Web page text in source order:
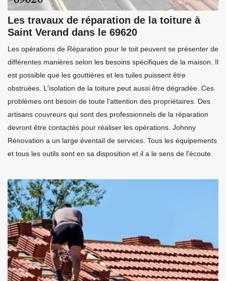
Les travaux de réparation de la toiture à
Saint Verand dans le 69620
Les opérations de Réparation pour le toit peuvent se présenter de
différentes manières selon les besoins spécifiques de la maison. Il
est possible que les gouttières et les tuiles puissent être
obstruées. L'isolation de la toiture peut aussi être dégradée. Ces
problèmes ont besoin de toute l'attention des propriétaires. Des
artisans couvreurs qui sont des professionnels de la réparation
devront être contactés pour réaliser les opérations. Johnny
Rénovation a un large éventail de services. Tous les équipements
et tous les outils sont en sa disposition et il a le sens de l'écoute.